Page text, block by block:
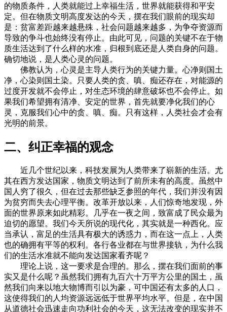
的物质条件，人类就能过上幸福生活，世界就能获得和平安
定。但在物质文明高度发达的今天，摆在我们眼前的现实却
是：贫富差距越来越悬殊，社会问题越来越多，为争夺资源而
导致的争斗也始终没有停止。由此可见，问题的关键不在于物
质生活达到了什么样的水准，归根到底还是人类自身的问题。
确切地说，是人类心灵的问题。
佛教认为，心灵是主导人类行为的关键力量。心净则国土
净，心染则国土染。只要人类的贪、嗔、痴还存在，对能源的
过度开发就不会停止，对生态环境的肆意破坏也不会停止。如
果我们希望拥有清净、安定的世界，首先就要净化我们的心
灵，克服我们心中的贪、嗔、痴。只有这样，人类社会才会有
光明的前景。
二、纠正幸福的观念
近几个世纪以来，科技发展为人类带来了崭新的生活。尤
其在西方发达国家，物质文明达到了前所未有的高度。虽然中
国人穷了很久，但在过去那些缺乏参照的年代，我们并没有因
为贫穷而失去心理平衡。改革开放以来，人们惊奇地发现，外
面的世界原来如此精彩。几乎在一夜之间，致富成了民众最为
迫切的愿望。我们今天所说的现代化，其实就是一种西化。应
当承认，富足的生活具有极大的诱惑力，而在这一点上，人类
也的确拥有平等的权利。各行各业都在与世界接轨，为什么我
们的生活水准就不能向发达国家看齐呢？
理论上说，这一要求是合理的。那么，摆在我们面前的事
实又是什么呢？虽然我们拥有九百六十万平方公里的国土，虽
然我们向来以地大物博而引以为豪，可中国还有太多的人口，
这使得我们的人均资源远远低于世界平均水平。但是，在中国
从道德社会迅速走向功利社会的今天，这无法改变的现实并不